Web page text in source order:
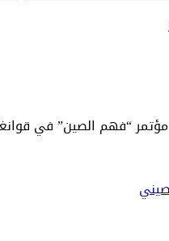
“فهم الصين” في